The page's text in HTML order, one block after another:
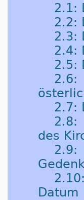
2.1:
2.2:
2.3:
2.4:
2.5:
2.7:
2.8:
des
Datum